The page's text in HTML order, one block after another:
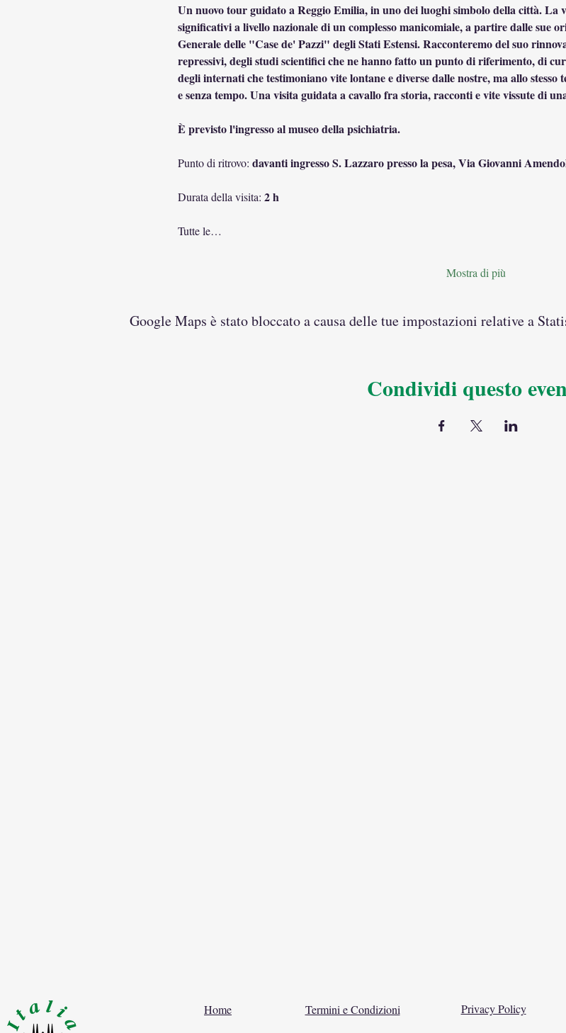
Un nuovo tour guidato a Reggio Emilia, in uno dei luoghi simbolo della città. La
significativi a livello nazionale di un complesso manicomiale, a partire dalle sue
Generale delle "Case de' Pazzi" degli Stati Estensi. Racconteremo del suo
repressivi, degli studi scientifici che ne hanno fatto un punto di riferimento, di
degli internati che testimoniano vite lontane e diverse dalle nostre, ma allo stesso
e senza tempo. Una visita guidata a cavallo fra storia, racconti e vite vissute di
È previsto l'ingresso al museo della psichiatria.
Punto di ritrovo: davanti ingresso S. Lazzaro presso la pesa, Via Giovanni
Durata della visita: 2 h
Tutte le…
Mostra di più
Google Maps è stato bloccato a causa delle tue impostazioni relative a
Condividi questo
Home Termini e Condizioni Privacy Policy